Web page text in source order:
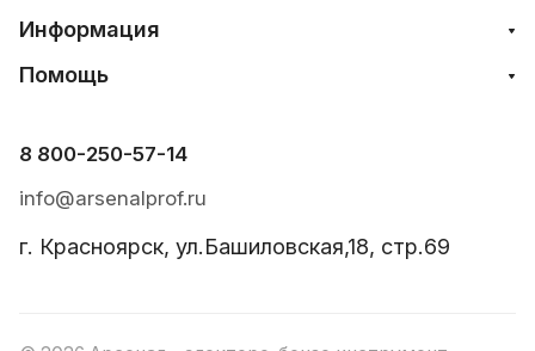
Информация
Помощь
8 800-250-57-14
info@arsenalprof.ru
г. Красноярск, ул.Башиловская,18, стр.69